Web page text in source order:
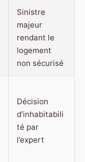
Sinistre
majeur
rendant le
logement
non sécurisé
Décision
d’inhabitabili
té par
l’expert